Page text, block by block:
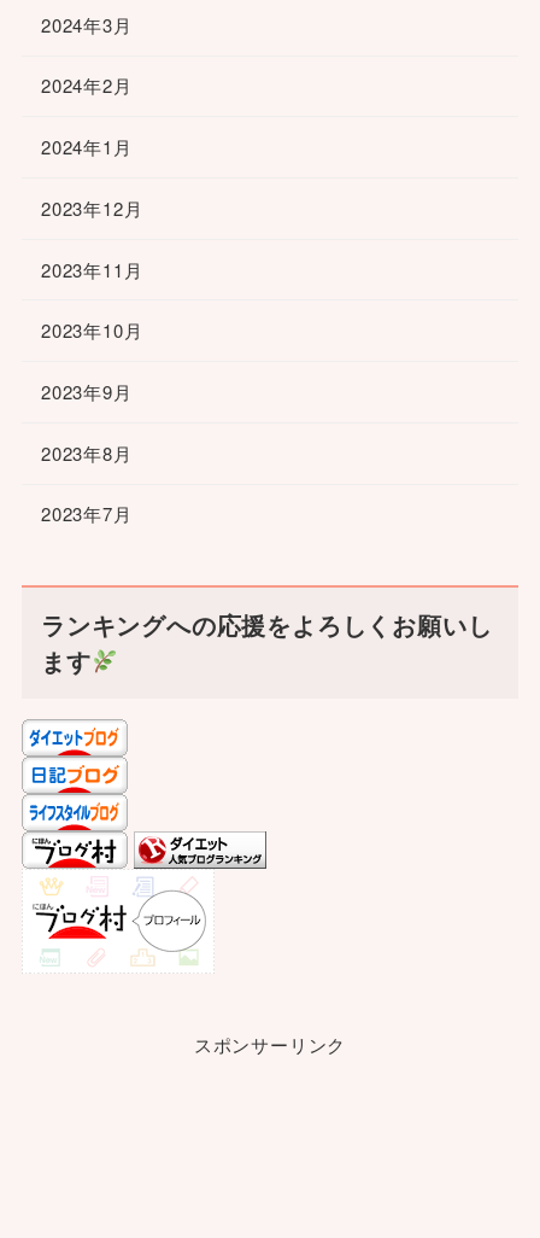
2024年3月
2024年2月
2024年1月
2023年12月
2023年11月
2023年10月
2023年9月
2023年8月
2023年7月
ランキングへの応援をよろしくお願いし
ます
スポンサーリンク